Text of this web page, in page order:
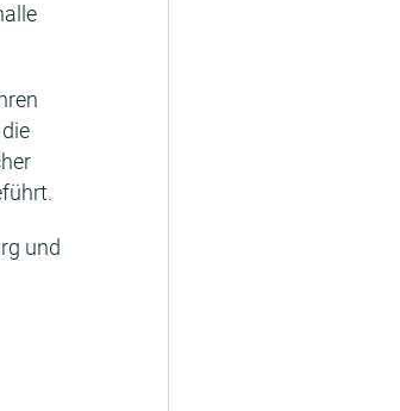
und